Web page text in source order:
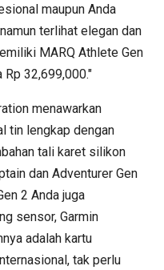
maupun Anda
terlihat elegan dan
MARQ Athlete Gen
Rp 32,699,000."
menawarkan
tin lengkap dengan
tali karet silikon
dan Adventurer Gen
2 Anda juga
sensor, Garmin
adalah kartu
tak perlu